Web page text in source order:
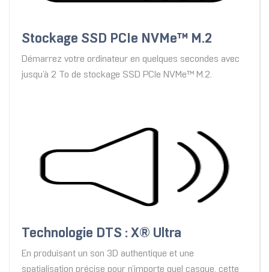
Stockage SSD PCIe NVMe™ M.2
Démarrez votre ordinateur en quelques secondes avec
jusqu’à 2 To de stockage SSD PCIe NVMe™ M.2.
Technologie DTS : X® Ultra
En produisant un son 3D authentique et une
spatialisation précise pour n’importe quel casque, cette